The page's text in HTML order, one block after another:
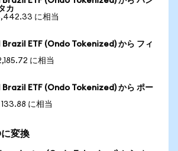
カ
に相当
Brazil ETF (Ondo Tokenized) から フィ
に相当
Brazil ETF (Ondo Tokenized) から ポー
133.88 に相当
変換